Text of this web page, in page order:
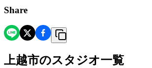
Share
上越市のスタジオ一覧